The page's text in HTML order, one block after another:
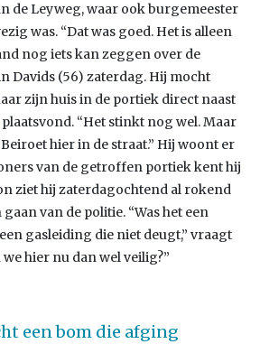
de Leyweg, waar ook burgemeester
was. “Dat was goed. Het is alleen
nog iets kan zeggen over de
Davids (56) zaterdag. Hij mocht
zijn huis in de portiek direct naast
“Het stinkt nog wel. Maar
hier in de straat.” Hij woont er
van de getroffen portiek kent hij
ziet hij zaterdagochtend al rokend
van de politie. “Was het een
gasleiding die niet deugt,” vraagt
hier nu dan wel veilig?”
een bom die afging